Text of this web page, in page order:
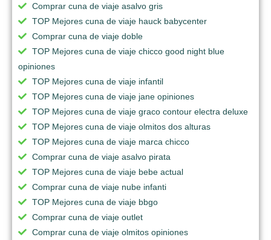
Comprar cuna de viaje asalvo gris
TOP Mejores cuna de viaje hauck babycenter
Comprar cuna de viaje doble
TOP Mejores cuna de viaje chicco good night blue
opiniones
TOP Mejores cuna de viaje infantil
TOP Mejores cuna de viaje jane opiniones
TOP Mejores cuna de viaje graco contour electra deluxe
TOP Mejores cuna de viaje olmitos dos alturas
TOP Mejores cuna de viaje marca chicco
Comprar cuna de viaje asalvo pirata
TOP Mejores cuna de viaje bebe actual
Comprar cuna de viaje nube infanti
TOP Mejores cuna de viaje bbgo
Comprar cuna de viaje outlet
Comprar cuna de viaje olmitos opiniones